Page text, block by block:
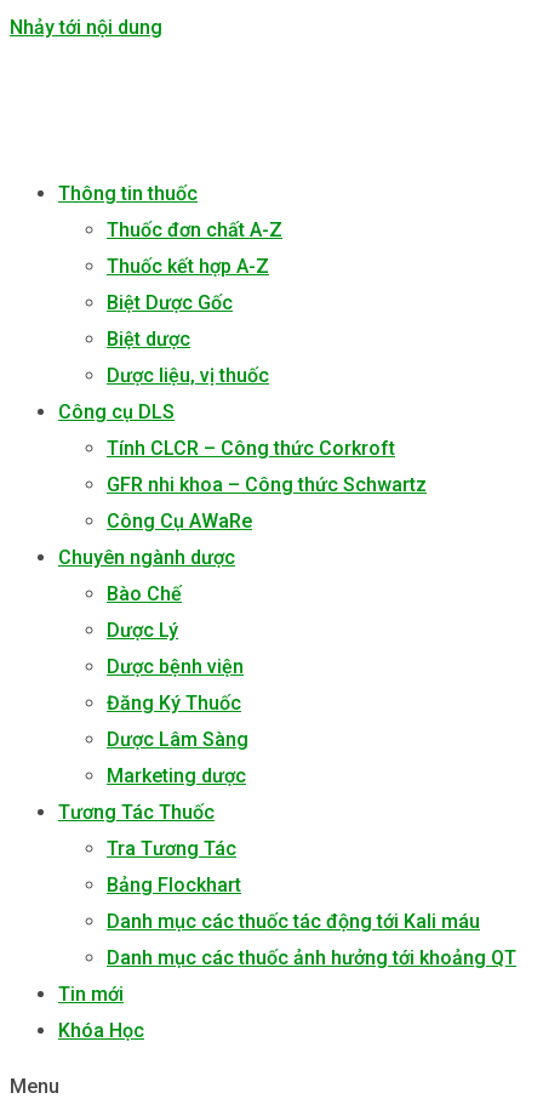
Nhảy tới nội dung
Thông tin thuốc
Thuốc đơn chất A-Z
Thuốc kết hợp A-Z
Biệt Dược Gốc
Biệt dược
Dược liệu, vị thuốc
Công cụ DLS
Tính CLCR – Công thức Corkroft
GFR nhi khoa – Công thức Schwartz
Công Cụ AWaRe
Chuyên ngành dược
Bào Chế
Dược Lý
Dược bệnh viện
Đăng Ký Thuốc
Dược Lâm Sàng
Marketing dược
Tương Tác Thuốc
Tra Tương Tác
Bảng Flockhart
Danh mục các thuốc tác động tới Kali máu
Danh mục các thuốc ảnh hưởng tới khoảng QT
Tin mới
Khóa Học
Menu